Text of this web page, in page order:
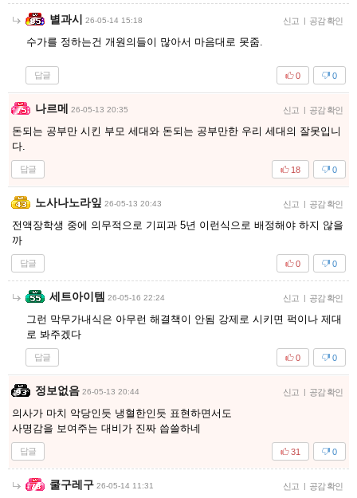
별과시 26-05-14 15:18 신고 | 공감 확인
수가를 정하는건 개원의들이 많아서 마음대로 못줌.
답글 0
0
나르메 26-05-13 20:35 신고 | 공감 확인
돈되는 공부만 시킨 부모 세대와 돈되는 공부만한 우리 세대의 잘못입니
다.
답글 0
18
노사나노라잎 26-05-13 20:43 신고 | 공감 확인
전액장학생 중에 의무적으로 기피과 5년 이런식으로 배정해야 하지 않을
까
답글 0
0
세트아이템 26-05-16 22:24 신고 | 공감 확인
그런 막무가내식은 아무런 해결책이 안됨 강제로 시키면 퍽이나 제대
로 봐주겠다
답글 0
0
정보없음 26-05-13 20:44 신고 | 공감 확인
의사가 마치 악당인듯 냉혈한인듯 표현하면서도
사명감을 보여주는 대비가 진짜 씁쓸하네
답글 0
31
쿨구레구 26-05-14 11:31 신고 | 공감 확인